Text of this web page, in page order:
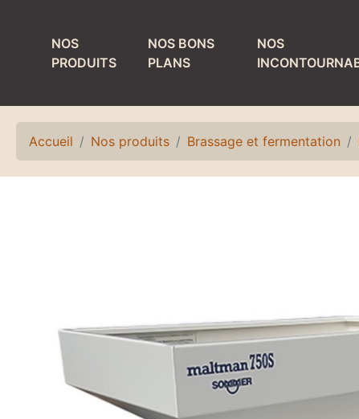
NOS
PRODUITS
Colonnes
Détendeurs et
Refroidisseurs
de moûts et
serpentins
NETTOYAGE
Bacs de lavage et
nettoyage
Produits de nettoyage
Têtes de lavage
NOS BONS
PLANS
NOS
Accueil Nos produits Brassage et fermentation